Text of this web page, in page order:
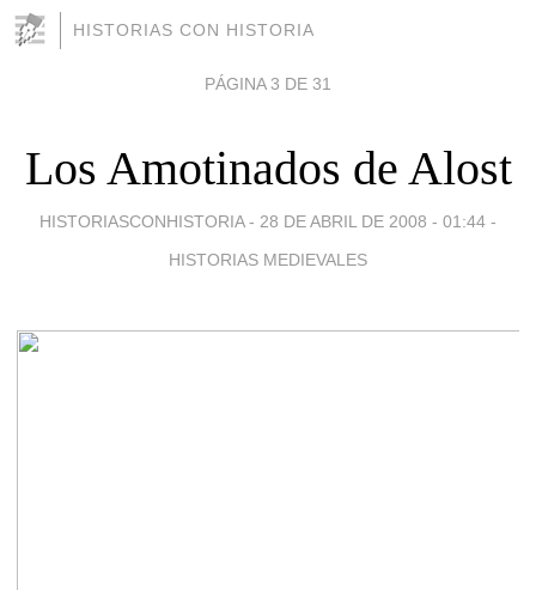
HISTORIAS CON HISTORIA
PÁGINA 3 DE 31
Los Amotinados de Alost
HISTORIASCONHISTORIA - 28 DE ABRIL DE 2008 - 01:44 -
HISTORIAS MEDIEVALES